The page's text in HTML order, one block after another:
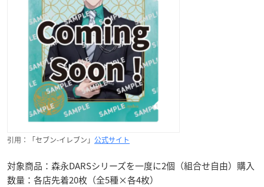
引用：「セブン-イレブン」 公式サイト
対象商品：森永DARSシリーズを一度に2個（組合せ自由）購入
数量：各店先着20枚（全5種×各4枚）